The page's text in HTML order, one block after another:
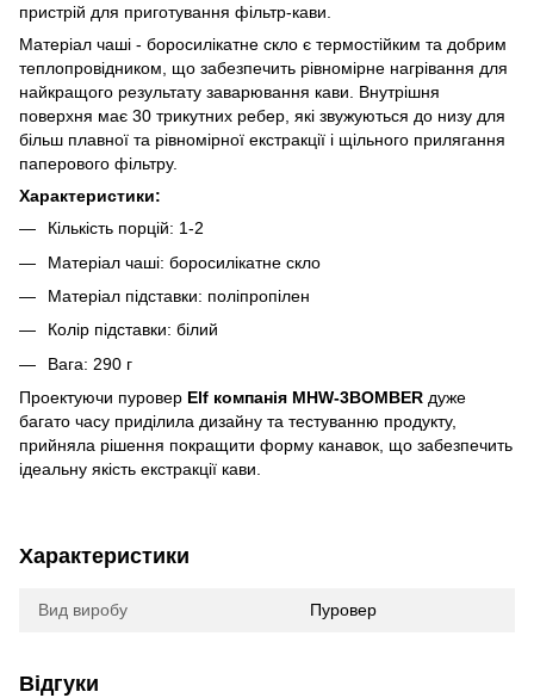
пристрій для приготування фільтр-кави.
Матеріал чаші - боросилікатне скло є термостійким та добрим
теплопровідником, що забезпечить рівномірне нагрівання для
найкращого результату заварювання кави. Внутрішня
поверхня має 30 трикутних ребер, які звужуються до низу для
більш плавної та рівномірної екстракції і щільного прилягання
паперового фільтру.
Характеристики:
Кількість порцій: 1-2
Матеріал чаші: боросилікатне скло
Матеріал підставки: поліпропілен
Колір підставки: білий
Вага: 290 г
Проектуючи пуровер Elf компанія MHW-3BOMBER дуже
багато часу приділила дизайну та тестуванню продукту,
прийняла рішення покращити форму канавок, що забезпечить
ідеальну якість екстракції кави.
Характеристики
Вид виробу Пуровер
Відгуки